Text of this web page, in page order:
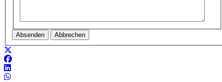
Absenden Abbrechen